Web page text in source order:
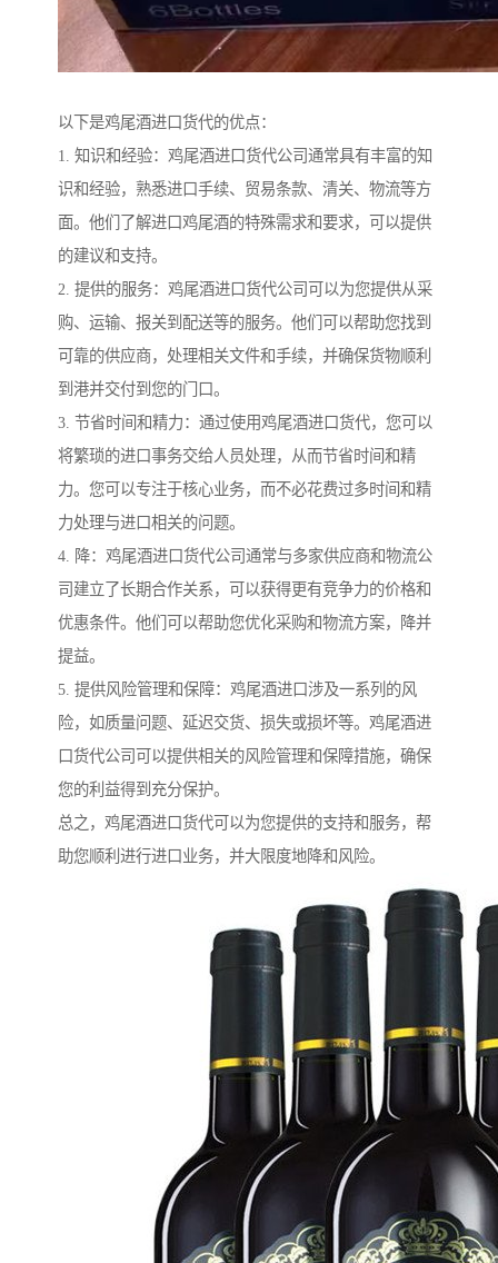
以下是鸡尾酒进口货代的优点：
1. 知识和经验：鸡尾酒进口货代公司通常具有丰富的知
识和经验，熟悉进口手续、贸易条款、清关、物流等方
面。他们了解进口鸡尾酒的特殊需求和要求，可以提供
的建议和支持。
2. 提供的服务：鸡尾酒进口货代公司可以为您提供从采
购、运输、报关到配送等的服务。他们可以帮助您找到
可靠的供应商，处理相关文件和手续，并确保货物顺利
到港并交付到您的门口。
3. 节省时间和精力：通过使用鸡尾酒进口货代，您可以
将繁琐的进口事务交给人员处理，从而节省时间和精
力。您可以专注于核心业务，而不必花费过多时间和精
力处理与进口相关的问题。
4. 降：鸡尾酒进口货代公司通常与多家供应商和物流公
司建立了长期合作关系，可以获得更有竞争力的价格和
优惠条件。他们可以帮助您优化采购和物流方案，降并
提益。
5. 提供风险管理和保障：鸡尾酒进口涉及一系列的风
险，如质量问题、延迟交货、损失或损坏等。鸡尾酒进
口货代公司可以提供相关的风险管理和保障措施，确保
您的利益得到充分保护。
总之，鸡尾酒进口货代可以为您提供的支持和服务，帮
助您顺利进行进口业务，并大限度地降和风险。